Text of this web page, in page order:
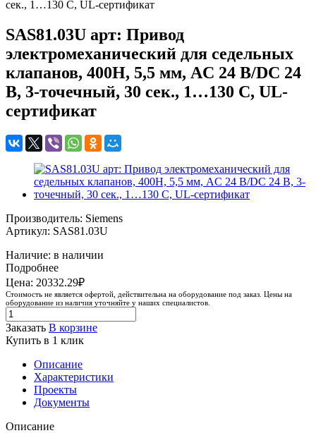
сек., 1…130 C, UL-сертификат
SAS81.03U арт: Привод
электромеханический для седельных
клапанов, 400Н, 5,5 мм, AC 24 В/DC 24
В, 3-точечный, 30 сек., 1…130 C, UL-
сертификат
Производитель: Siemens
Артикул: SAS81.03U
Наличие: в наличии
Подробнее
Цена: 20332.29₽
Стоимость не является офертой, действительна на оборудование под заказ. Цены на
оборудование из наличия уточняйте у наших специалистов.
Заказать В корзине
Купить в 1 клик
Описание
Характеристики
Проекты
Документы
Описание